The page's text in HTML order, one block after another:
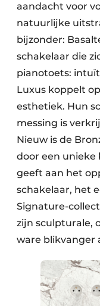
aandacht voor
natuurlijke
bijzonder:
schakelaar die
pianotoets:
Luxus koppelt
esthetiek. Hun
messing is
Nieuw is de
door een
geeft aan het
schakelaar, het
Signature-
zijn sculpturale,
ware blikvanger